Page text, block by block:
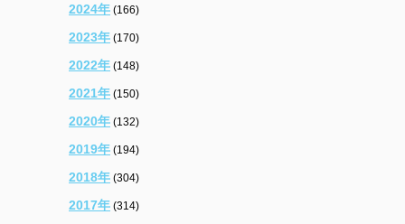
2024年 (166)
2023年 (170)
2022年 (148)
2021年 (150)
2020年 (132)
2019年 (194)
2018年 (304)
2017年 (314)